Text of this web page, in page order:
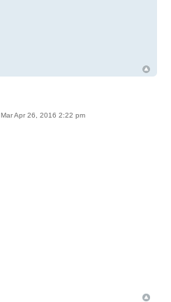
Mar Apr 26, 2016 2:22 pm